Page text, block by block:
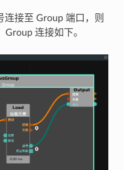
接至 Group 端口，则
连接如下。